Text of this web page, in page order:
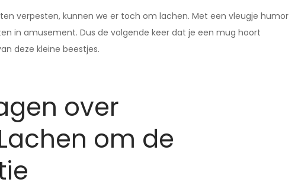
verpesten, kunnen we er toch om lachen. Met een vleugje humor
in amusement. Dus de volgende keer dat je een mug hoort
deze kleine beestjes.
over
om de